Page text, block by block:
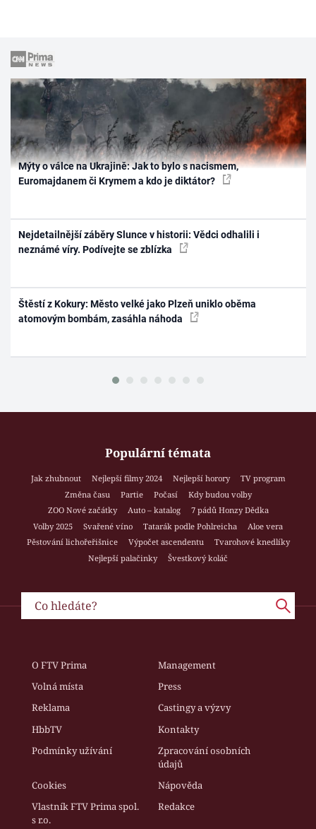
Mýty o válce na Ukrajině: Jak to bylo s nacismem,
Euromajdanem či Krymem a kdo je diktátor?
Nejdetailnější záběry Slunce v historii: Vědci odhalili i
neznámé víry. Podívejte se zblízka
Štěstí z Kokury: Město velké jako Plzeň uniklo oběma
atomovým bombám, zasáhla náhoda
Populární témata
Jak zhubnout Nejlepší filmy 2024 Nejlepší horory
TV program
Změna času
Partie Počasí
Kdy budou volby
ZOO Nové začátky
Auto – katalog
7 pádů Honzy Dědka
Volby 2025
Svařené víno Tatarák podle Pohlreicha
Aloe vera
Pěstování lichořeřišnice
Výpočet ascendentu
Tvarohové knedlíky
Nejlepší palačinky
Švestkový koláč
O FTV Prima
Management
Volná místa
Press
Reklama
Castingy a výzvy
HbbTV
Kontakty
Podmínky užívání
Zpracování osobních
údajů
Cookies
Nápověda
Vlastník FTV Prima spol.
s r.o.
Redakce